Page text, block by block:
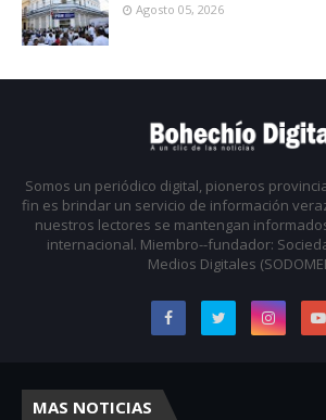
Agosto 05, 2026
Somos un periódico digital, pioneros
fin es brindar un servicio de información
nuestros lectores se mantengan
internacional. Miembro--fundador:
Medios Digitales
MAS NOTICIAS